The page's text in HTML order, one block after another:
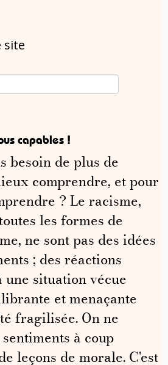
site
capables !
besoin de plus de
comprendre, et pour
? Le racisme,
les formes de
ne sont pas des idées
; des réactions
une situation vécue
et menaçante
fragilisée. On ne
à coup
leçons de morale. C'est